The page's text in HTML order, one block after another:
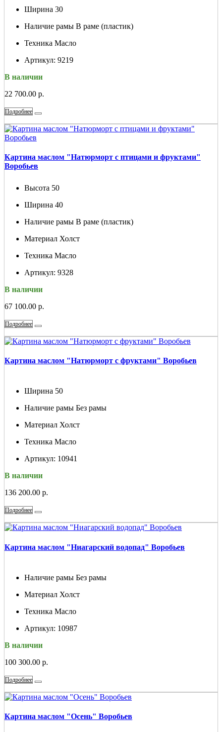
Ширина 30
Наличие рамы В раме (пластик)
Техника Масло
Артикул: 9219
В наличии
22 700.00 р.
Подробнее
Картина маслом "Натюрморт с птицами и фруктами"
Воробьев
Высота 50
Ширина 40
Наличие рамы В раме (пластик)
Материал Холст
Техника Масло
Артикул: 9328
В наличии
67 100.00 р.
Подробнее
Картина маслом "Натюрморт с фруктами" Воробьев
Ширина 50
Наличие рамы Без рамы
Материал Холст
Техника Масло
Артикул: 10941
В наличии
136 200.00 р.
Подробнее
Картина маслом "Ниагарский водопад" Воробьев
Наличие рамы Без рамы
Материал Холст
Техника Масло
Артикул: 10987
В наличии
100 300.00 р.
Подробнее
Картина маслом "Осень" Воробьев